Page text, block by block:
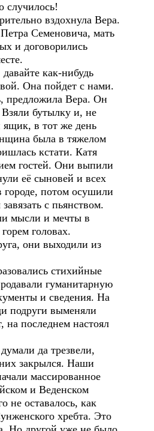
случилось!
вздохнула Вера.
Семеновича, мать
и договорились
как-нибудь
Она пойдет с нами.
Вера. Он
Взяли бутылку и, не
ящик, в тот же день
была в тяжелом
кстати. Катя
гостей. Они выпили
её сыновей и всех
потом осушили
с пьянством.
мысли и мечты в
головах.
они выходили из
стихийные
гуманитарную
и сведения. На
подруги выменяли
на последнем настоял
да трезвели,
закрылся. Наши
массированное
и Веденском
не оставалось, как
хребта. Это